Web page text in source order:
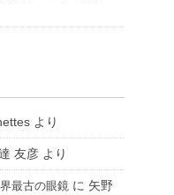
より
友彦 より
最古の眼鏡 に 矢野